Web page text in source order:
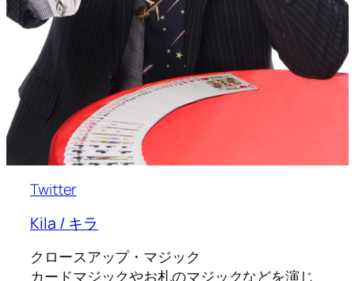
Twitter
Kila / キラ
クロースアップ・マジック
カードマジックやお札のマジックなどを演じ